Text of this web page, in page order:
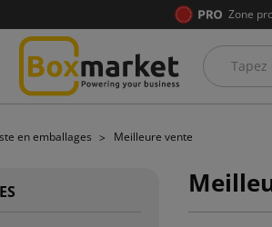
Zone
en emballages Meilleure vente